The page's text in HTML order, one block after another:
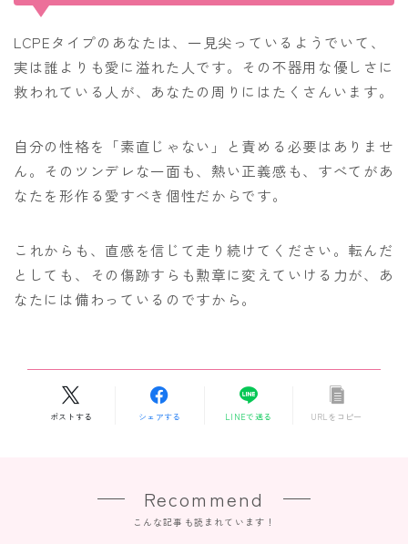
LCPEタイプのあなたは、一見尖っているようでいて、
実は誰よりも愛に溢れた人です。その不器用な優しさに
救われている人が、あなたの周りにはたくさんいます。
自分の性格を「素直じゃない」と責める必要はありませ
ん。そのツンデレな一面も、熱い正義感も、すべてがあ
なたを形作る愛すべき個性だからです。
これからも、直感を信じて走り続けてください。転んだ
としても、その傷跡すらも勲章に変えていける力が、あ
なたには備わっているのですから。
ポストする シェアする LINEで送る URLをコピー
Recommend
こんな記事も読まれています！